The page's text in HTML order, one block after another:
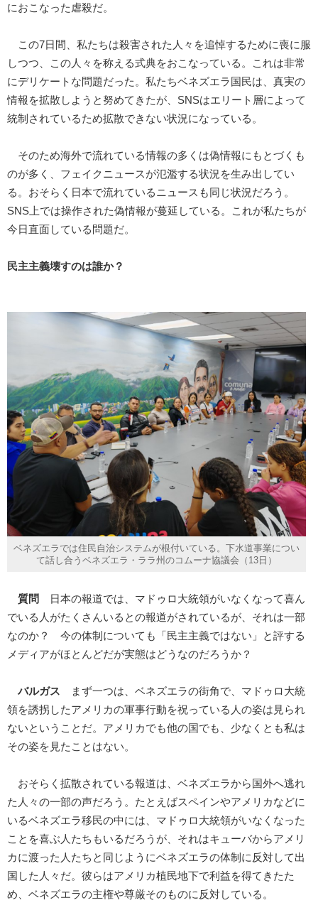
におこなった虐殺だ。
この7日間、私たちは殺害された人々を追悼するために喪に服
しつつ、この人々を称える式典をおこなっている。これは非常
にデリケートな問題だった。私たちベネズエラ国民は、真実の
情報を拡散しようと努めてきたが、SNSはエリート層によって
統制されているため拡散できない状況になっている。
そのため海外で流れている情報の多くは偽情報にもとづくも
のが多く、フェイクニュースが氾濫する状況を生み出してい
る。おそらく日本で流れているニュースも同じ状況だろう。
SNS上では操作された偽情報が蔓延している。これが私たちが
今日直面している問題だ。
民主主義壊すのは誰か？
ベネズエラでは住民自治システムが根付いている。下水道事業につい
て話し合うベネズエラ・ララ州のコムーナ協議会（13日）
質問
日本の報道では、マドゥロ大統領がいなくなって喜ん
でいる人がたくさんいるとの報道がされているが、それは一部
なのか？ 今の体制についても「民主主義ではない」と評する
メディアがほとんどだが実態はどうなのだろうか？
バルガス まず一つは、ベネズエラの街角で、マドゥロ大統
領を誘拐したアメリカの軍事行動を祝っている人の姿は見られ
ないということだ。アメリカでも他の国でも、少なくとも私は
その姿を見たことはない。
おそらく拡散されている報道は、ベネズエラから国外へ逃れ
た人々の一部の声だろう。たとえばスペインやアメリカなどに
いるベネズエラ移民の中には、マドゥロ大統領がいなくなった
ことを喜ぶ人たちもいるだろうが、それはキューバからアメリ
カに渡った人たちと同じようにベネズエラの体制に反対して出
国した人々だ。彼らはアメリカ植民地下で利益を得てきたた
め、ベネズエラの主権や尊厳そのものに反対している。